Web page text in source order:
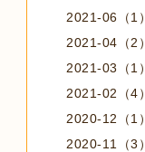
2021-06（1）
2021-04（2）
2021-03（1）
2021-02（4）
2020-12（1）
2020-11（3）